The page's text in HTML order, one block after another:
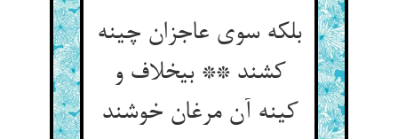
بلکه سوی عاجزان چینه
کشند ** بی‏خلاف و
کینه آن مرغان خوشند